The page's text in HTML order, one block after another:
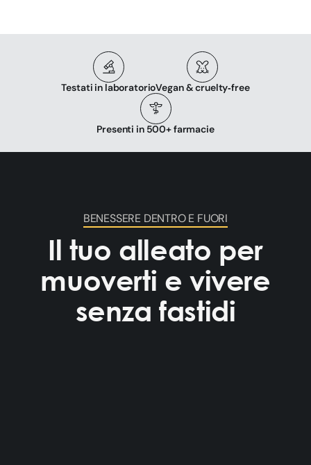
Testati in laboratorioVegan & cruelty‑free
Presenti in 500+ farmacie
BENESSERE DENTRO E FUORI
Il tuo alleato per
muoverti e vivere
senza fastidi